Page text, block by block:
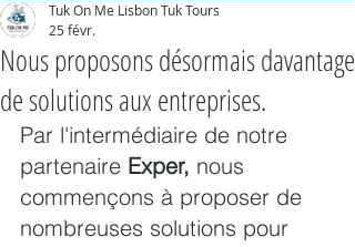
Nous proposons désormais davantage
de solutions aux entreprises.
Tuk On Me Lisbon Tuk Tours
25 févr.
Par l'intermédiaire de notre
partenaire Exper, nous
commençons à proposer de
nombreuses solutions pour